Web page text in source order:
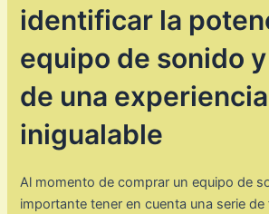
identificar la
equipo de sonido
de una
inigualable
Al momento de comprar un equipo de
importante tener en cuenta una serie